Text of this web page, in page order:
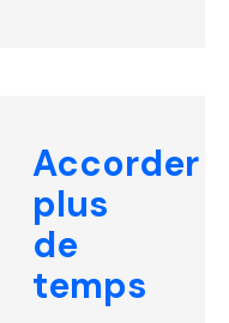
Accorder
plus
de
temps